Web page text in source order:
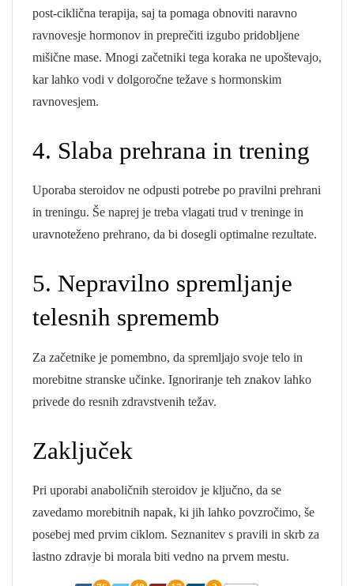
post-ciklična terapija, saj ta pomaga obnoviti naravno
ravnovesje hormonov in preprečiti izgubo pridobljene
mišične mase. Mnogi začetniki tega koraka ne upoštevajo,
kar lahko vodi v dolgoročne težave s hormonskim
ravnovesjem.
4. Slaba prehrana in trening
Uporaba steroidov ne odpusti potrebe po pravilni prehrani
in treningu. Še naprej je treba vlagati trud v treninge in
uravnoteženo prehrano, da bi dosegli optimalne rezultate.
5. Nepravilno spremljanje
telesnih sprememb
Za začetnike je pomembno, da spremljajo svoje telo in
morebitne stranske učinke. Ignoriranje teh znakov lahko
privede do resnih zdravstvenih težav.
Zaključek
Pri uporabi anaboličnih steroidov je ključno, da se
zavedamo morebitnih napak, ki jih lahko povzročimo, še
posebej med prvim ciklom. Seznanitev s pravili in skrb za
lastno zdravje bi morala biti vedno na prvem mestu.